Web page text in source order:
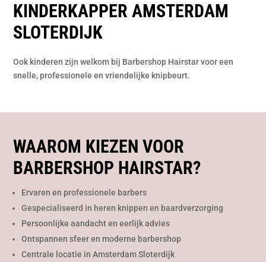
KINDERKAPPER AMSTERDAM
SLOTERDIJK
Ook kinderen zijn welkom bij Barbershop Hairstar voor een
snelle, professionele en vriendelijke knipbeurt.
WAAROM KIEZEN VOOR
BARBERSHOP HAIRSTAR?
Ervaren en professionele barbers
Gespecialiseerd in heren knippen en baardverzorging
Persoonlijke aandacht en eerlijk advies
Ontspannen sfeer en moderne barbershop
Centrale locatie in Amsterdam Sloterdijk